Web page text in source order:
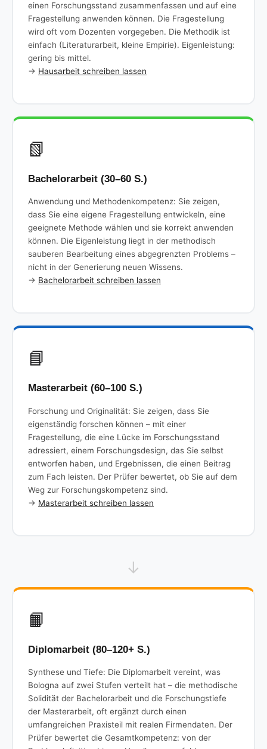
einen Forschungsstand zusammenfassen und auf eine
Fragestellung anwenden können. Die Fragestellung
wird oft vom Dozenten vorgegeben. Die Methodik ist
einfach (Literaturarbeit, kleine Empirie). Eigenleistung:
gering bis mittel.
→ Hausarbeit schreiben lassen
📗
Bachelorarbeit (30–60 S.)
Anwendung und Methodenkompetenz: Sie zeigen,
dass Sie eine eigene Fragestellung entwickeln, eine
geeignete Methode wählen und sie korrekt anwenden
können. Die Eigenleistung liegt in der methodisch
sauberen Bearbeitung eines abgegrenzten Problems –
nicht in der Generierung neuen Wissens.
→ Bachelorarbeit schreiben lassen
📘
Masterarbeit (60–100 S.)
Forschung und Originalität: Sie zeigen, dass Sie
eigenständig forschen können – mit einer
Fragestellung, die eine Lücke im Forschungsstand
adressiert, einem Forschungsdesign, das Sie selbst
entworfen haben, und Ergebnissen, die einen Beitrag
zum Fach leisten. Der Prüfer bewertet, ob Sie auf dem
Weg zur Forschungskompetenz sind.
→ Masterarbeit schreiben lassen
↓
📙
Diplomarbeit (80–120+ S.)
Synthese und Tiefe: Die Diplomarbeit vereint, was
Bologna auf zwei Stufen verteilt hat – die methodische
Solidität der Bachelorarbeit und die Forschungstiefe
der Masterarbeit, oft ergänzt durch einen
umfangreichen Praxisteil mit realen Firmendaten. Der
Prüfer bewertet die Gesamtkompetenz: von der